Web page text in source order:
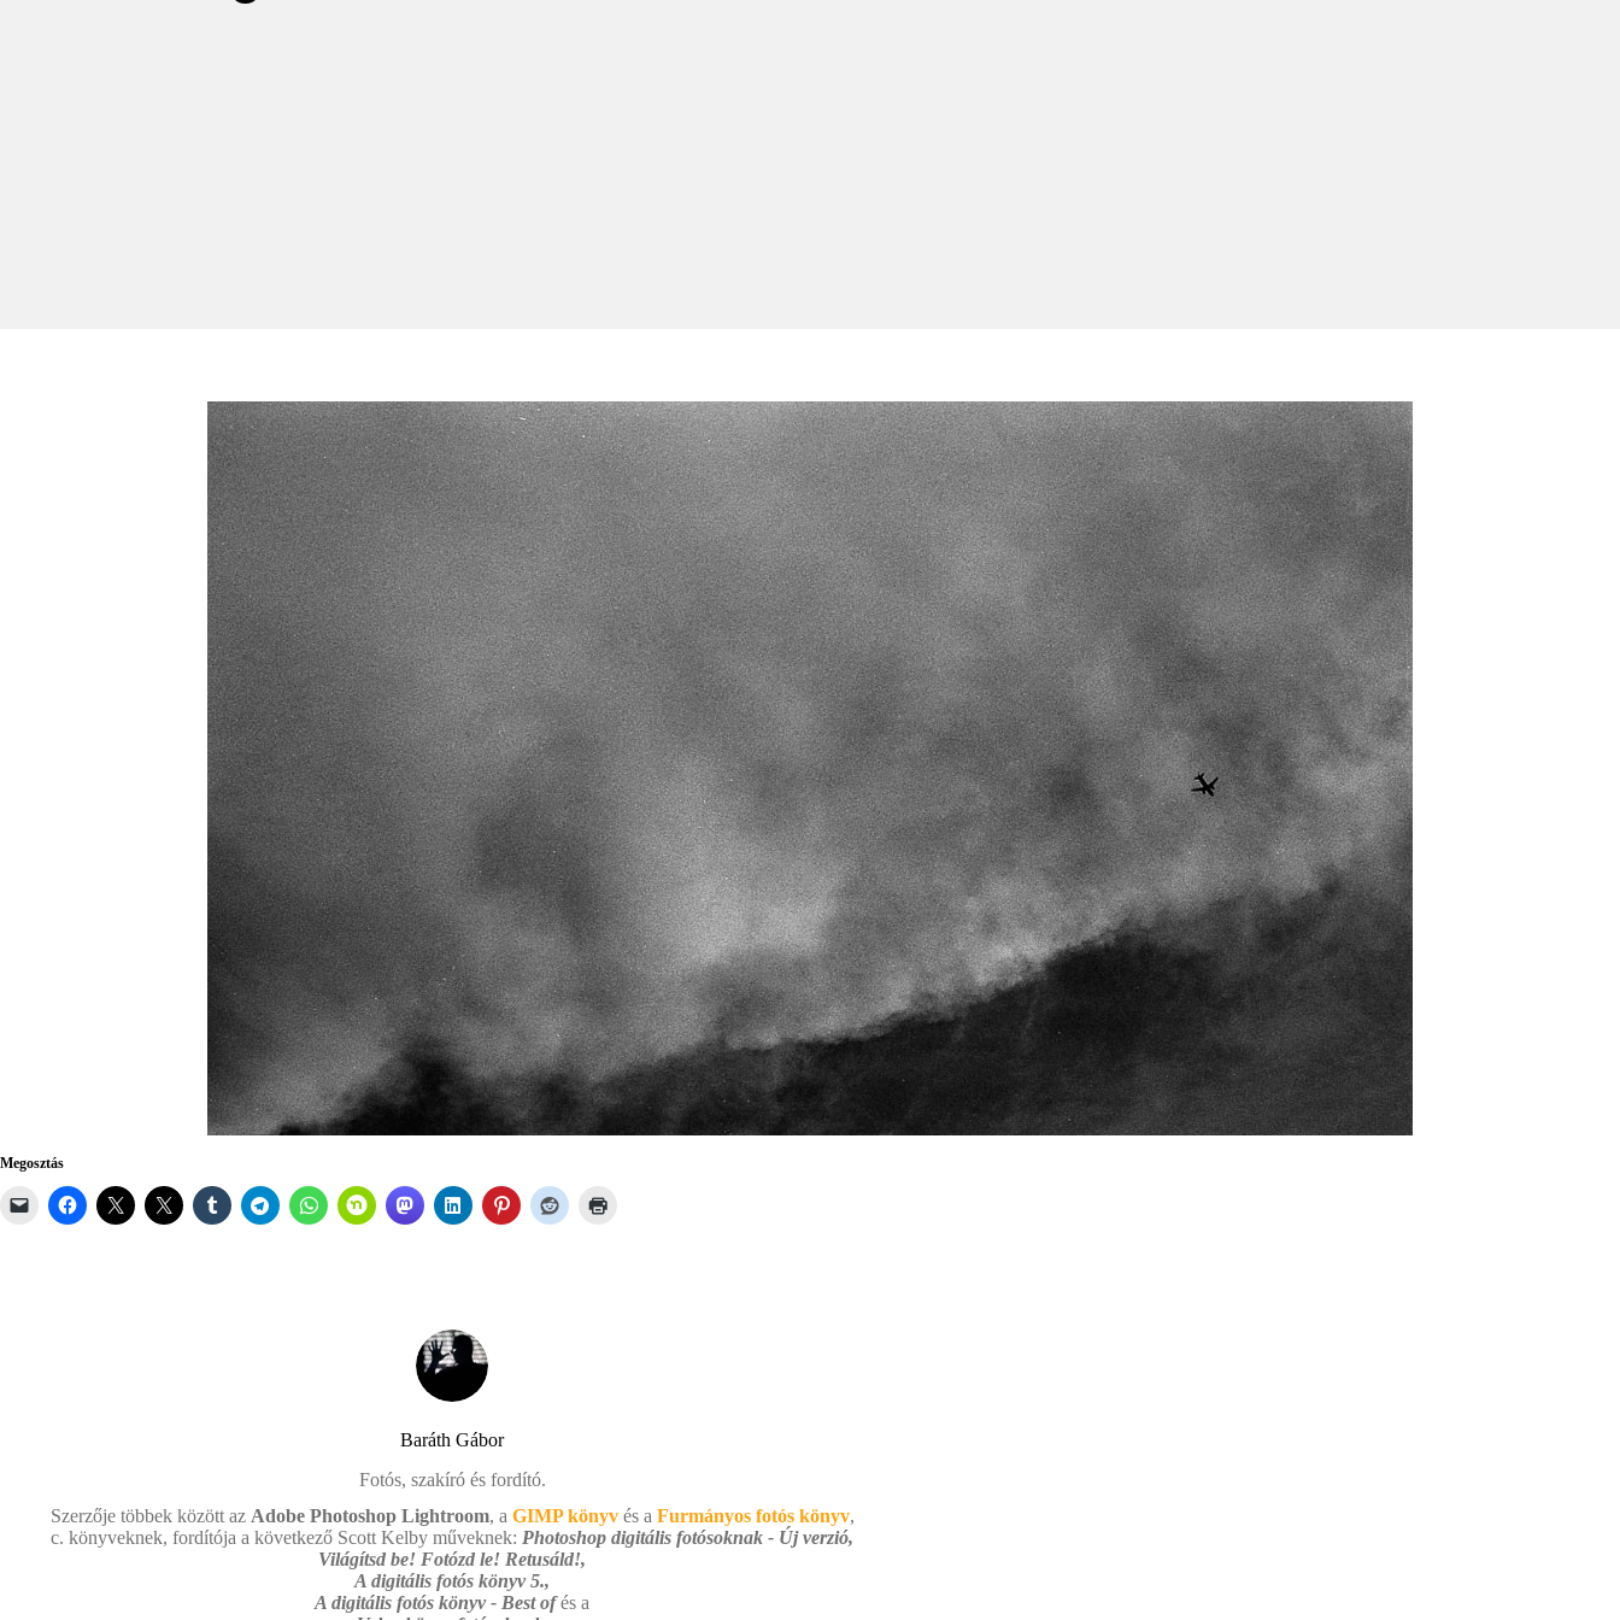
Megosztás
Baráth Gábor
Fotós, szakíró és fordító.
Szerzője többek között az Adobe Photoshop Lightroom, a GIMP könyvés a Furmányos fotós könyv,
c. könyveknek, fordítója a következő Scott Kelby műveknek: Photoshop digitális fotósoknak - Új verzió,
Világítsd be! Fotózd le! Retusáld!,
A digitális fotós könyv 5.,
A digitális fotós könyv - Best ofés a